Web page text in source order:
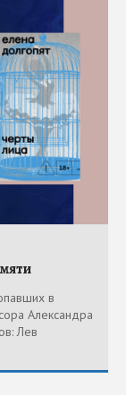
в
Александра
Лев